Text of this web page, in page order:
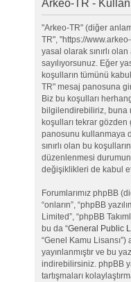
Arkeo-TR -
"Arkeo-TR" (diğer
TR", "https://
yasal olarak sınırlı
sayılıyorsunuz. Eğer
koşulların tümünü
TR" mesaj panosuna
Biz bu koşulları
bilgilendirebiliriz, buna
koşulları tekrar
panosunu kullanmaya
sınırlı olan bu
düzenlenmesi
değişiklikleri de kabul
Forumlarımız phpBB
“onların”, “phpBB
Limited”, “phpBB
bu da “General Public
“Genel Kamu Lisansı”)
yayınlanmıştır ve bu
indirebilirsiniz. phpBB
tartışmaları